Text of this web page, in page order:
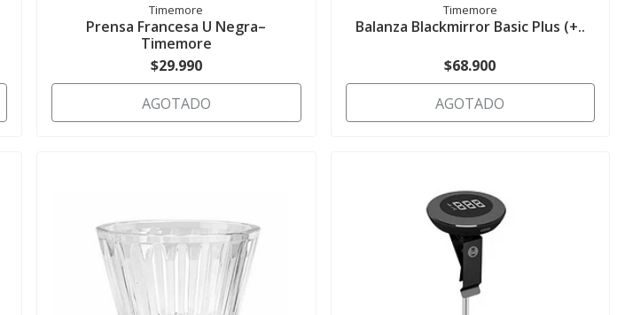
Timemore
Prensa Francesa U Negra–
Timemore
$29.990
AGOTADO
Timemore
Balanza Blackmirror Basic Plus (+..
$68.900
AGOTADO